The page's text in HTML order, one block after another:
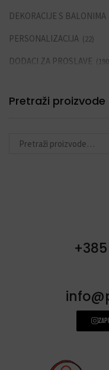
DEKORACIJE S BALONIMA
PERSONALIZACIJA (22)
DODACI ZA PROSLAVE
Pretraži proizvode